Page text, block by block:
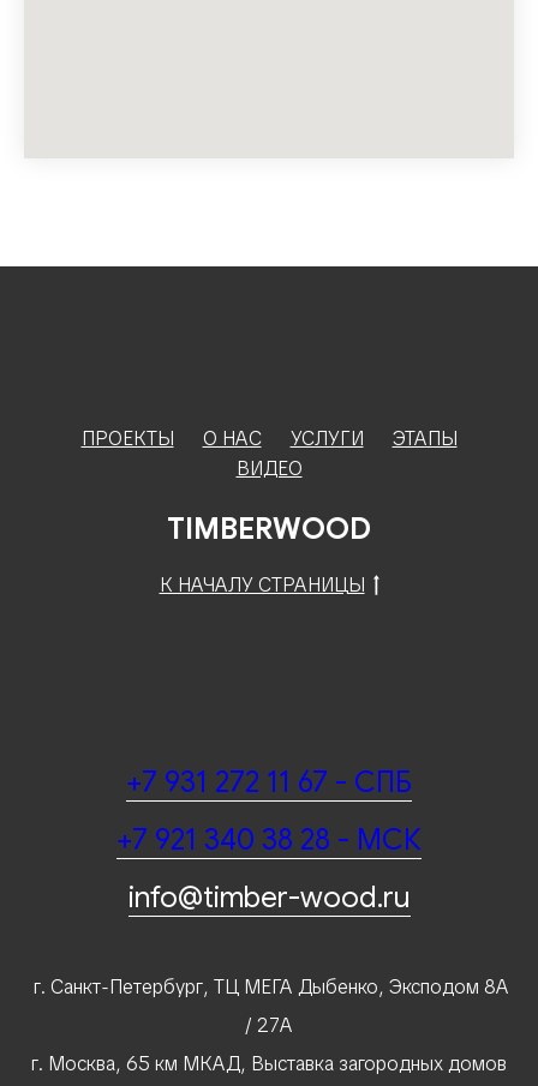
ПРОЕКТЫ О НАС УСЛУГИ
ЭТАПЫ
ВИДЕО
TIMBERWOOD
К НАЧАЛУ СТРАНИЦЫ
+7 931 272 11 67 - СПБ
+7 921 340 38 28 - МСК
info@timber-wood.ru
г. Санкт-Петербург, ТЦ МЕГА Дыбенко, Эксподом 8А
/ 27А
г. Москва, 65 км МКАД, Выставка загородных домов